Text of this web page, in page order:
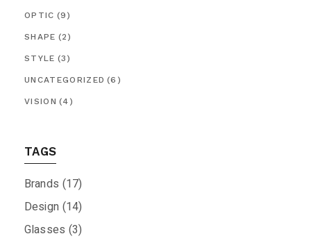
OPTIC (9)
SHAPE (2)
STYLE (3)
UNCATEGORIZED (6)
VISION (4)
TAGS
Brands (17)
Design (14)
Glasses (3)